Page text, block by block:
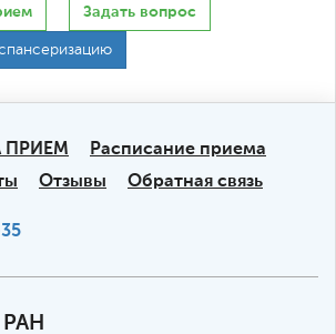
Задать вопрос
ПРИЕМ
Расписание приема
Отзывы Обратная связь